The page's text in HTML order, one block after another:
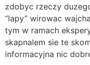
zdobyc rzeczy
“lapy” wirowac
tym w ramach
skapnalem sie te
informacyjna nic